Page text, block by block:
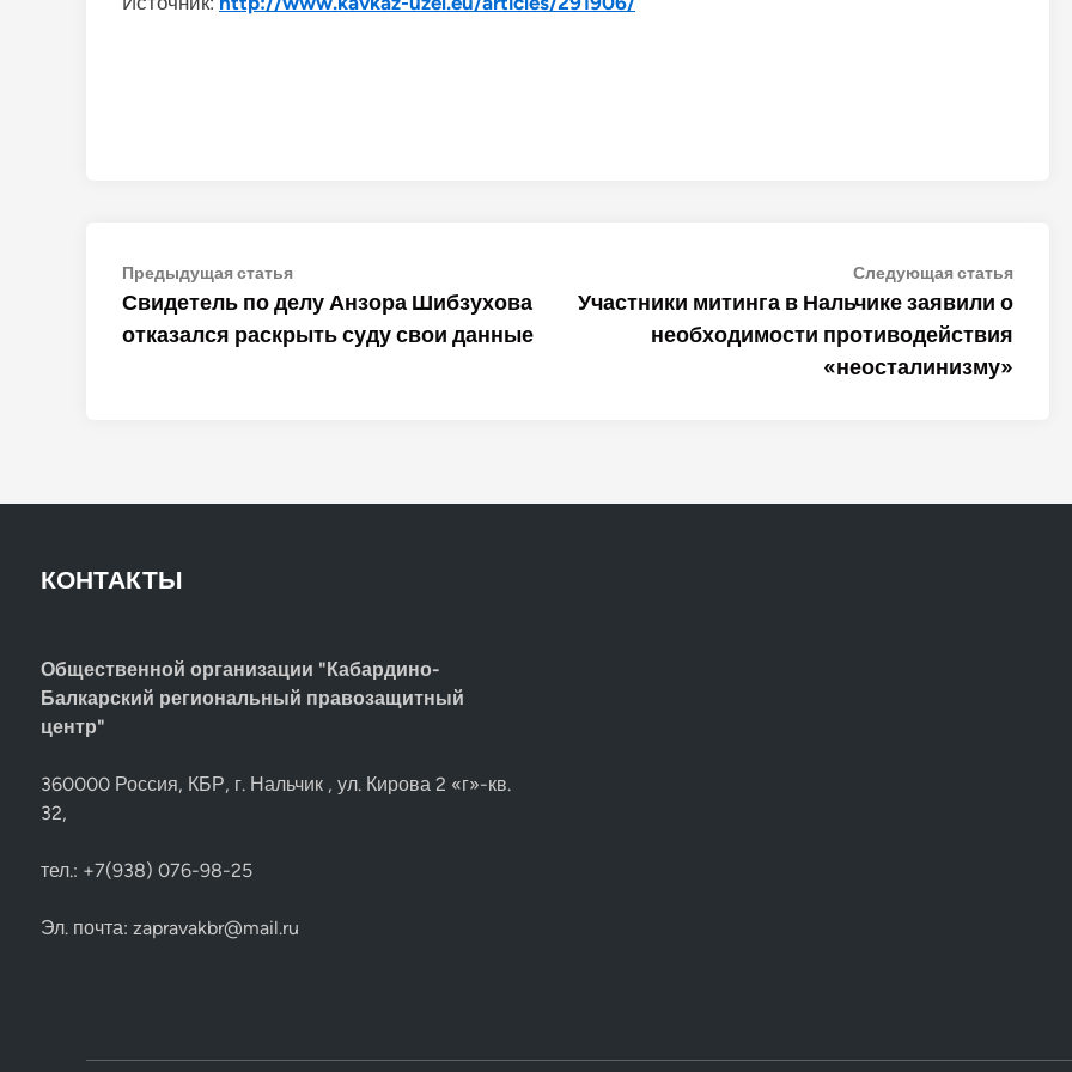
Навигация
по
записям
Предыдущая статьяПредыдущая
статья:
Свидетель по делу Анзора Шибзухова
отказался раскрыть суду свои данные
Следующая статья
статья:
Участники митинга в Нальчике заявили о
необходимости противодействия
«неосталинизму»
КОНТАКТЫ
Общественной организации "Кабардино-
Балкарский региональный правозащитный
центр"
360000 Россия, КБР, г. Нальчик , ул. Кирова 2 «г»-кв.
32,
тел.: +7(938) 076-98-25
Эл. почта: zapravakbr@mail.ru